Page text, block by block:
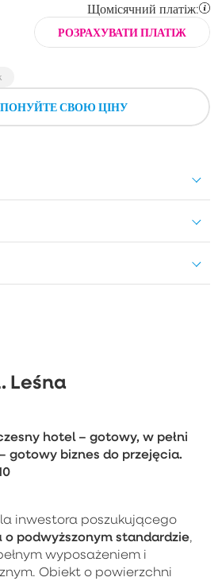
Щомісячний платіж:
РОЗРАХУВАТИ ПЛАТІЖ
СВОЮ ЦІНУ
Leśna
hotel – gotowy, w pełni
gotowy biznes do przejęcia.
inwestora poszukującego
o podwyższonym standardzie,
wyposażeniem i
Obiekt o powierzchni